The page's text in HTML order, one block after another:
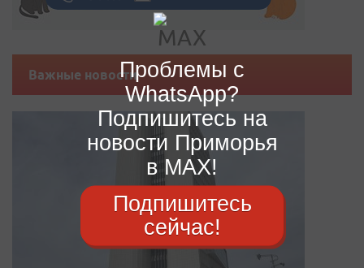
Важные новостиПроблемы с
WhatsApp?
Подпишитесь на
новости Приморья
в MAX!
Подпишитесь
сейчас!